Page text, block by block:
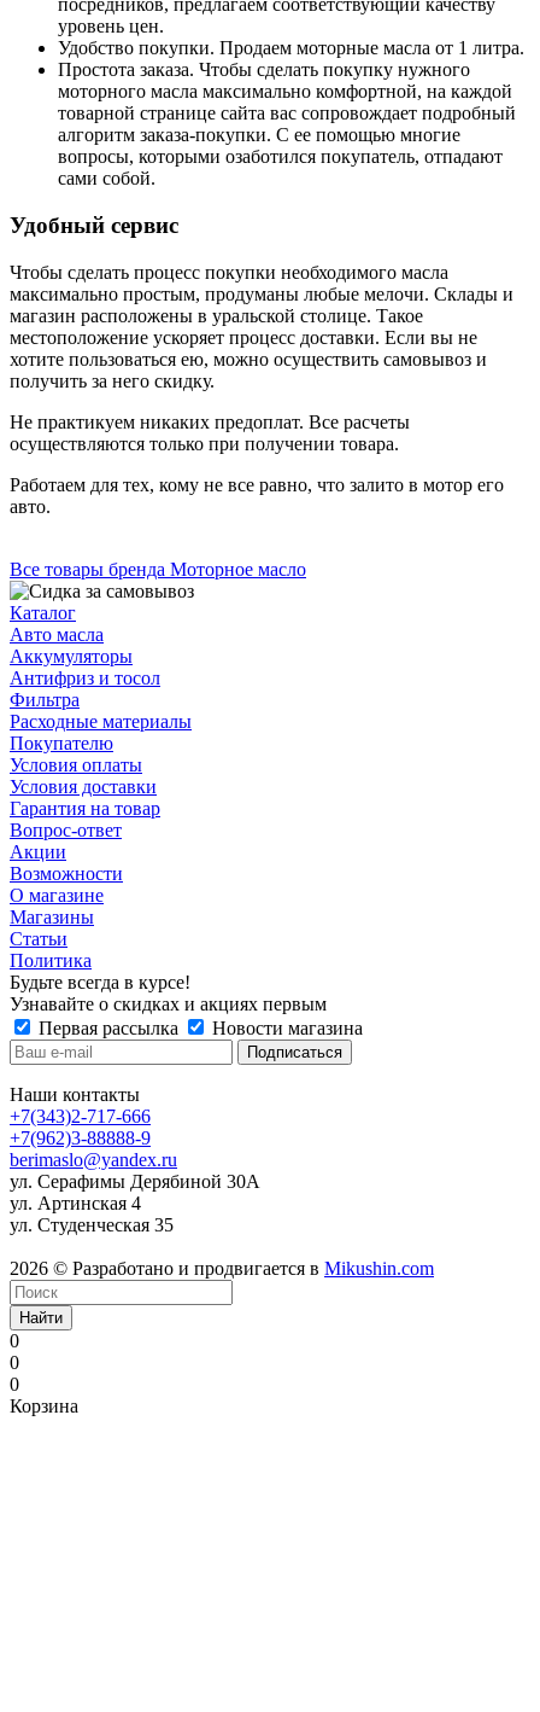
посредников, предлагаем соответствующий качеству
уровень цен.
Удобство покупки. Продаем моторные масла от 1 литра.
Простота заказа. Чтобы сделать покупку нужного
моторного масла максимально комфортной, на каждой
товарной странице сайта вас сопровождает подробный
алгоритм заказа-покупки. С ее помощью многие
вопросы, которыми озаботился покупатель, отпадают
сами собой.
Удобный сервис
Чтобы сделать процесс покупки необходимого масла
максимально простым, продуманы любые мелочи. Склады и
магазин расположены в уральской столице. Такое
местоположение ускоряет процесс доставки. Если вы не
хотите пользоваться ею, можно осуществить самовывоз и
получить за него скидку.
Не практикуем никаких предоплат. Все расчеты
осуществляются только при получении товара.
Работаем для тех, кому не все равно, что залито в мотор его
авто.
Все товары бренда Моторное масло
Каталог
Авто масла
Аккумуляторы
Антифриз и тосол
Фильтра
Расходные материалы
Покупателю
Условия оплаты
Условия доставки
Гарантия на товар
Вопрос-ответ
Акции
Возможности
О магазине
Магазины
Статьи
Политика
Будьте всегда в курсе!
Узнавайте о скидках и акциях первым
Первая рассылка
Новости магазина
Наши контакты
+7(343)2-717-666
+7(962)3-88888-9
berimaslo@yandex.ru
ул. Серафимы Дерябиной 30А
ул. Артинская 4
ул. Студенческая 35
2026 © Разработано и продвигается в Mikushin.com
Найти
0
0
0
Корзина